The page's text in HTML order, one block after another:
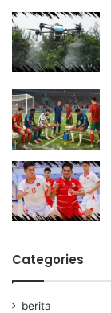
Categories
berita